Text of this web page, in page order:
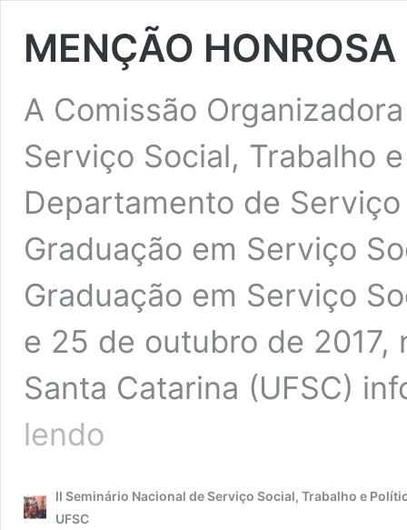
MENÇÃO HONROSA
A Comissão
Serviço Social, Trabalho
Departamento de
Graduação em Serviço
Graduação em Serviço
e 25 de outubro de 2017,
Santa Catarina (UFSC)
lendo
II Seminário Nacional de Serviço Social, Trabalho e
UFSC